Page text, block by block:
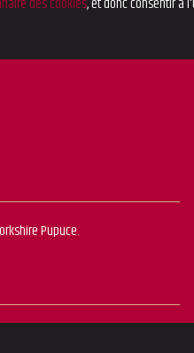
Pupuce.